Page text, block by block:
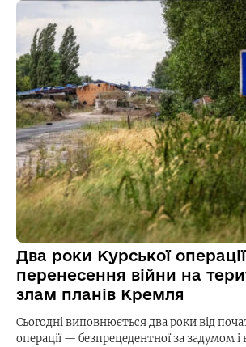
Два роки Курської
перенесення війни на
злам планів Кремля
Сьогодні виповнюється два роки від
операції — безпрецедентної за задумом